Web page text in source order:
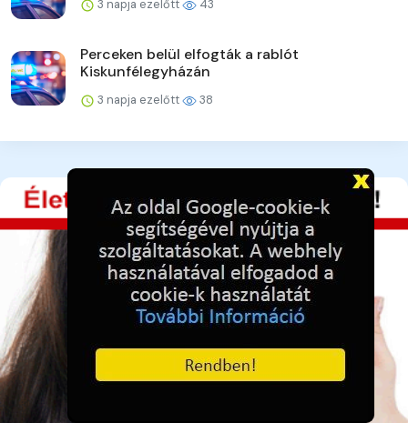
3 napja ezelőtt 43
Perceken belül elfogták a rablót
Kiskunfélegyházán
3 napja ezelőtt 38